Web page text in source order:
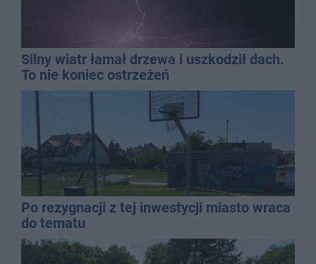
Silny wiatr łamał drzewa i uszkodził dach.
To nie koniec ostrzeżeń
Po rezygnacji z tej inwestycji miasto wraca
do tematu